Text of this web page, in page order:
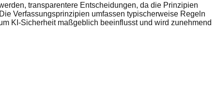
transparentere Entscheidungen, da die Prinzipien
Verfassungsprinzipien umfassen typischerweise Regeln
KI-Sicherheit maßgeblich beeinflusst und wird zunehmend